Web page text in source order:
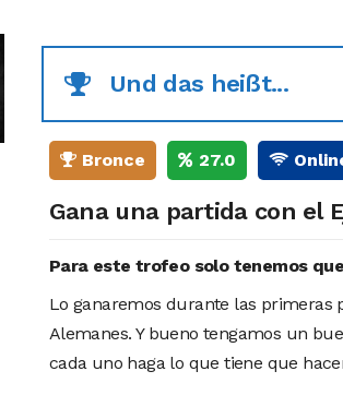
Und das heißt...
Bronce 27.0
Gana una partida con el
Para este trofeo solo tenemos
Lo ganaremos durante las primeras
Alemanes. Y bueno tengamos un
cada uno haga lo que tiene que